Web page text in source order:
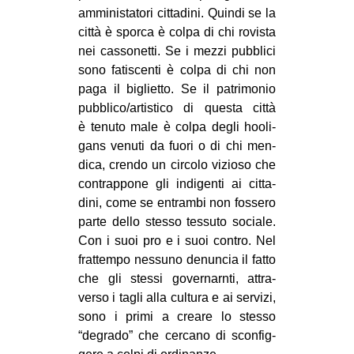
ammi­ni­sta­tori cit­ta­dini. Quindi se la
città è sporca è colpa di chi rovi­sta
nei cas­so­netti. Se i mezzi pub­blici
sono fati­scenti è colpa di chi non
paga il biglietto. Se il patri­mo­nio
pubblico/artistico di que­sta città
è tenuto male è colpa degli hoo­li­
gans venuti da fuori o di chi men­
dica, crendo un cir­colo vizioso che
con­trap­pone gli indi­genti ai cit­ta­
dini, come se entrambi non fos­sero
parte dello stesso tes­suto sociale.
Con i suoi pro e i suoi con­tro. Nel
frat­tempo nes­suno denun­cia il fatto
che gli stessi gover­narnti, attra­
verso i tagli alla cul­tura e ai ser­vizi,
sono i primi a creare lo stesso
“degrado” che cer­cano di scon­fig­